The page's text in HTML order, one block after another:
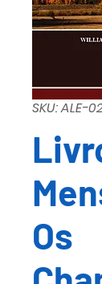
SKU: ALE-
Os